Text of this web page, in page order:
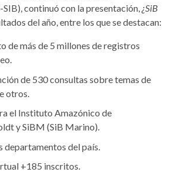
continuó con la presentación,¿SiB
del año, entre los que se destacan:
de más de 5 millones de registros
de 530 consultas sobre temas de
otros.
el Instituto Amazónico de
y SiBM (SiB Marino).
del país.
+185 inscritos.